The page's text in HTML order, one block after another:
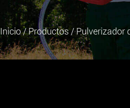
Inicio/Productos/Pulverizador